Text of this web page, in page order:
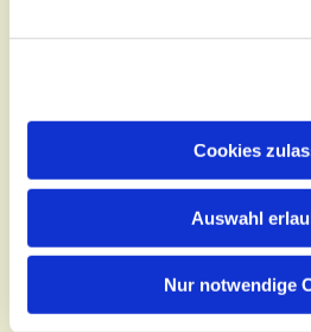
Cookies
Auswahl
Nur notwendige
Tel.:(030) 643 849 70
Besuchen Sie uns:
Di 10 - 12 Uhr |Mi 9.30 - 12